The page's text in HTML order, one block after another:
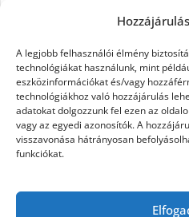
A legjobb felhasználói élmény
technológiákat használunk, mint
eszközinformációkat és/vagy
technológiákhoz való hozzájárulás
adatokat dolgozzunk fel ezen az
vagy az egyedi azonosítók. A
visszavonása hátrányosan
funkciókat.
Egészség
Egyéb
Étel
Szolgáltatás
Vásárlás